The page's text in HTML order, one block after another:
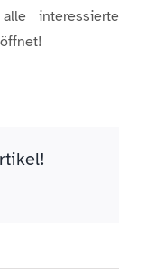
interessierte